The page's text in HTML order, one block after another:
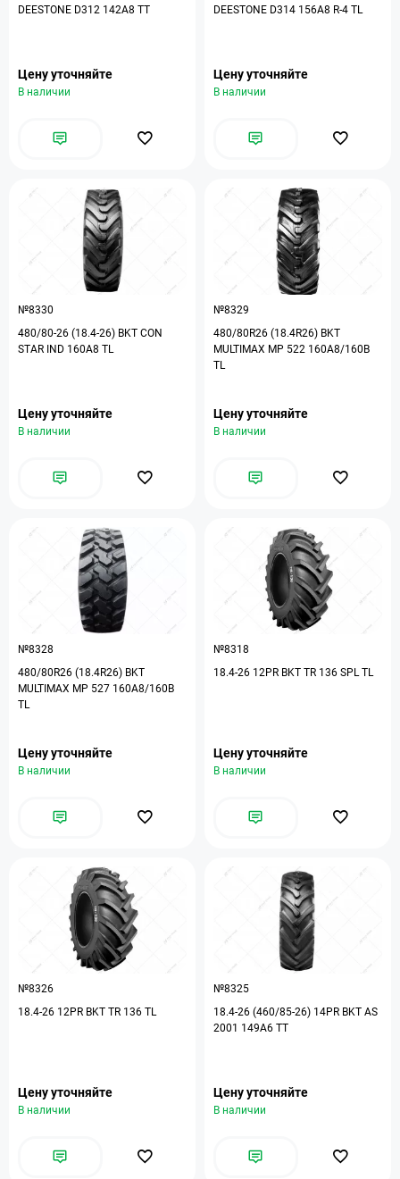
DEESTONE D312 142A8 TT
Цену уточняйте
В наличии
DEESTONE D314 156A8 R-4 TL
Цену уточняйте
В наличии
№8330
480/80-26 (18.4-26) BKT CON
STAR IND 160A8 TL
Цену уточняйте
В наличии
№8329
480/80R26 (18.4R26) BKT
MULTIMAX MP 522 160A8/160B
TL
Цену уточняйте
В наличии
№8328
480/80R26 (18.4R26) BKT
MULTIMAX MP 527 160A8/160B
TL
Цену уточняйте
В наличии
№8318
18.4-26 12PR BKT TR 136 SPL TL
Цену уточняйте
В наличии
№8326
18.4-26 12PR BKT TR 136 TL
Цену уточняйте
В наличии
№8325
18.4-26 (460/85-26) 14PR BKT AS
2001 149A6 TT
Цену уточняйте
В наличии